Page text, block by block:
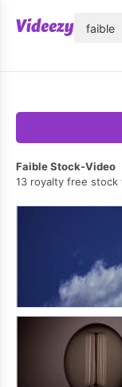
Faible Stock-Video
13 royalty free stock